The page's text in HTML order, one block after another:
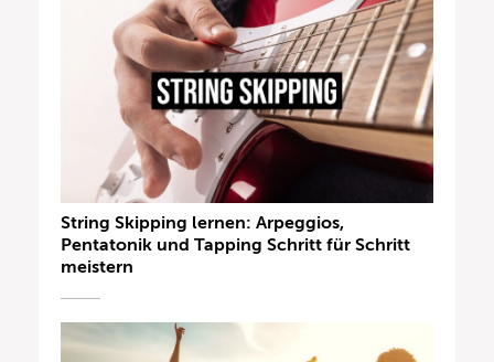
String Skipping lernen: Arpeggios,
Pentatonik und Tapping Schritt für Schritt
meistern